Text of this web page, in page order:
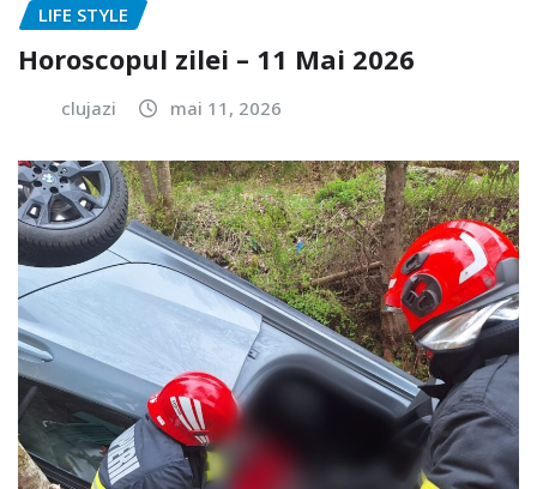
LIFE STYLE
Horoscopul zilei – 11 Mai 2026
clujazi mai 11, 2026